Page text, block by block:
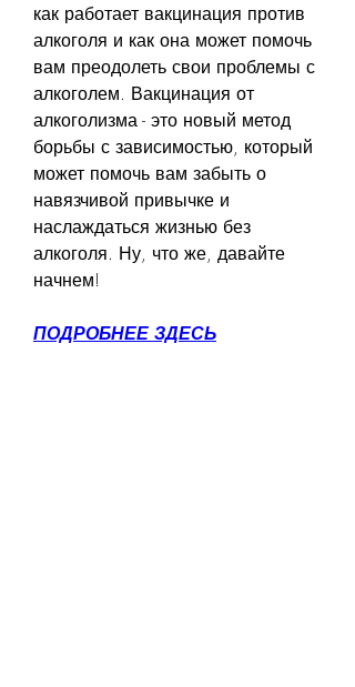
как работает вакцинация против
алкоголя и как она может помочь
вам преодолеть свои проблемы с
алкоголем. Вакцинация от
алкоголизма - это новый метод
борьбы с зависимостью, который
может помочь вам забыть о
навязчивой привычке и
наслаждаться жизнью без
алкоголя. Ну, что же, давайте
начнем!
ПОДРОБНЕЕ ЗДЕСЬ